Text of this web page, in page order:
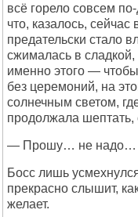
всё горело совсем
что, казалось,
предательски стало
сжималась в
именно этого —
без церемоний, на
солнечным светом,
продолжала
— Прошу… не надо…
Босс лишь
прекрасно слышит,
желает.